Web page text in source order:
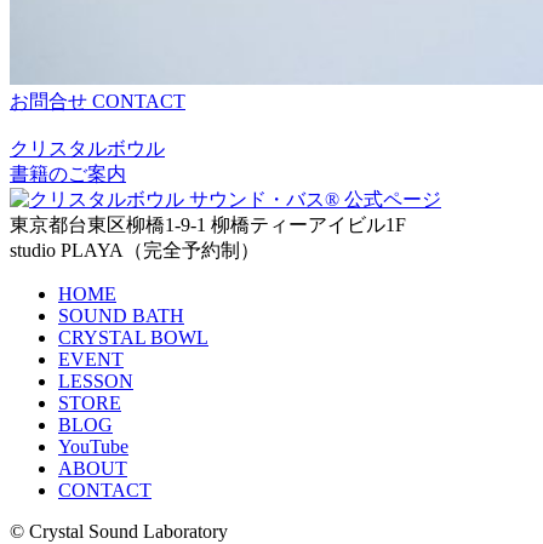
お問合せ CONTACT
クリスタルボウル
書籍のご案内
東京都台東区柳橋1-9-1 柳橋ティーアイビル1F
studio PLAYA（完全予約制）
HOME
SOUND BATH
CRYSTAL BOWL
EVENT
LESSON
STORE
BLOG
YouTube
ABOUT
CONTACT
© Crystal Sound Laboratory